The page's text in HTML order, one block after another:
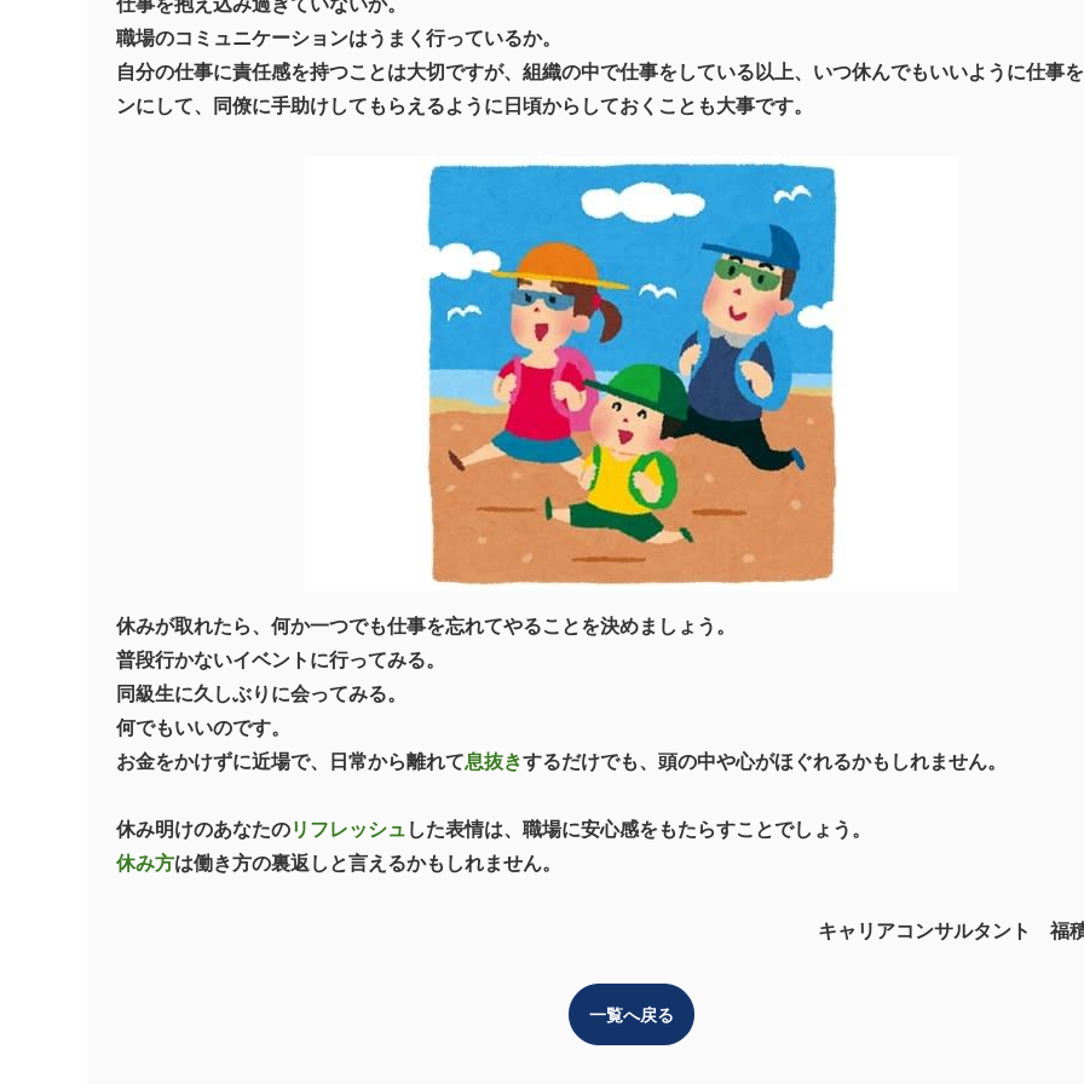
職場のコミュニケーションはうまく行っているか。
自分の仕事に責任感を持つことは大切ですが、組織の中で仕事をしている以上、いつ休んでもいいように仕事
ンにして、同僚に手助けしてもらえるように日頃からしておくことも大事です。
休みが取れたら、何か一つでも仕事を忘れてやることを決めましょう。
普段行かないイベントに行ってみる。
同級生に久しぶりに会ってみる。
何でもいいのです。
お金をかけずに近場で、日常から離れて息抜きするだけでも、頭の中や心がほぐれるかもしれません。
休み明けのあなたのリフレッシュした表情は、職場に安心感をもたらすことでしょう。
休み方は働き方の裏返しと言えるかもしれません。
キャリアコンサルタント 福
一覧へ戻る